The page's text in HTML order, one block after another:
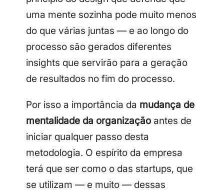
uma mente sozinha pode muito menos
do que várias juntas — e ao longo do
processo são gerados diferentes
insights que servirão para a geração
de resultados no fim do processo.
Por isso a importância da mudança de
mentalidade da organização antes de
iniciar qualquer passo desta
metodologia. O espírito da empresa
terá que ser como o das startups, que
se utilizam — e muito — dessas